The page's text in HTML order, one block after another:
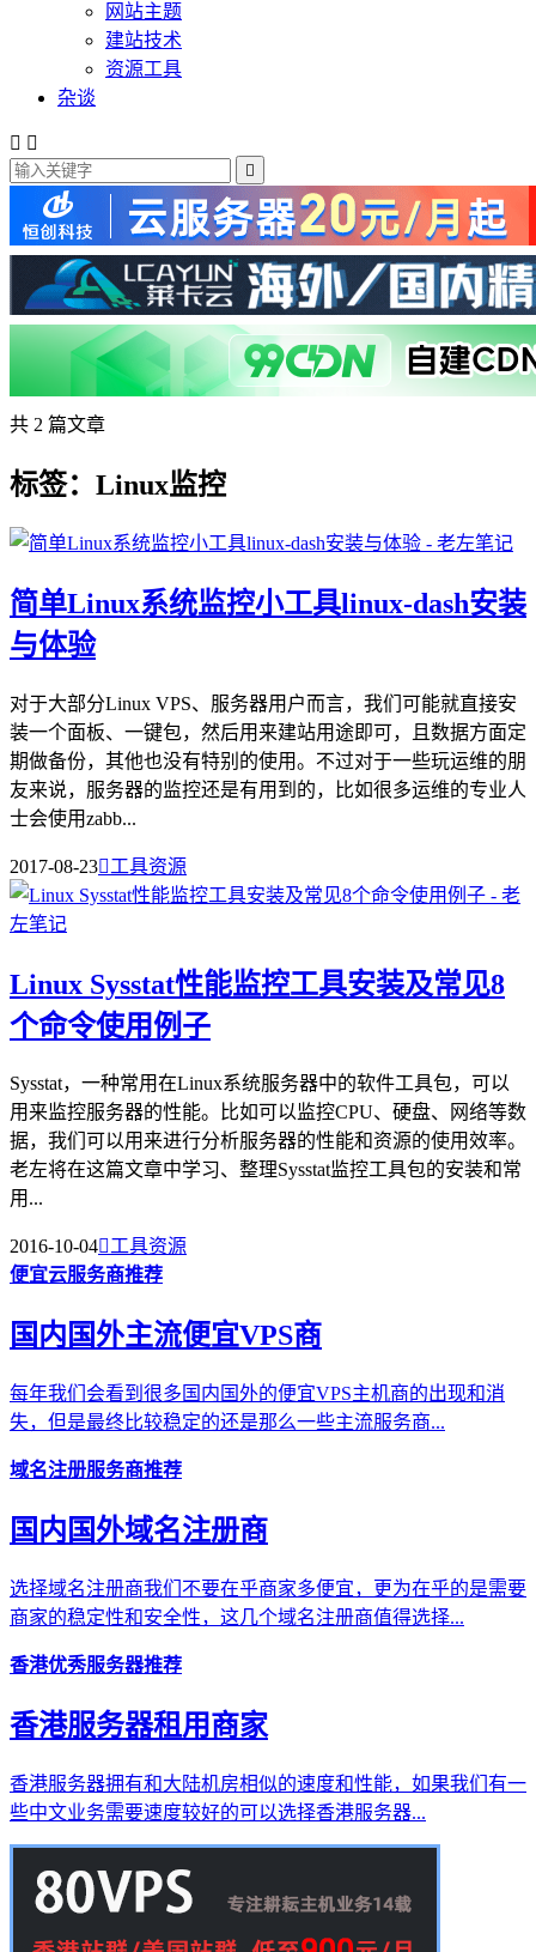
网站主题
建站技术
资源工具
杂谈
 

共 2 篇文章
标签：Linux监控
简单Linux系统监控小工具linux-dash安装
与体验
对于大部分Linux VPS、服务器用户而言，我们可能就直接安
装一个面板、一键包，然后用来建站用途即可，且数据方面定
期做备份，其他也没有特别的使用。不过对于一些玩运维的朋
友来说，服务器的监控还是有用到的，比如很多运维的专业人
士会使用zabb...
2017-08-23工具资源
Linux Sysstat性能监控工具安装及常见8
个命令使用例子
Sysstat，一种常用在Linux系统服务器中的软件工具包，可以
用来监控服务器的性能。比如可以监控CPU、硬盘、网络等数
据，我们可以用来进行分析服务器的性能和资源的使用效率。
老左将在这篇文章中学习、整理Sysstat监控工具包的安装和常
用...
2016-10-04工具资源
便宜云服务商推荐
国内国外主流便宜VPS商
每年我们会看到很多国内国外的便宜VPS主机商的出现和消
失，但是最终比较稳定的还是那么一些主流服务商...
域名注册服务商推荐
国内国外域名注册商
选择域名注册商我们不要在乎商家多便宜，更为在乎的是需要
商家的稳定性和安全性，这几个域名注册商值得选择...
香港优秀服务器推荐
香港服务器租用商家
香港服务器拥有和大陆机房相似的速度和性能，如果我们有一
些中文业务需要速度较好的可以选择香港服务器...